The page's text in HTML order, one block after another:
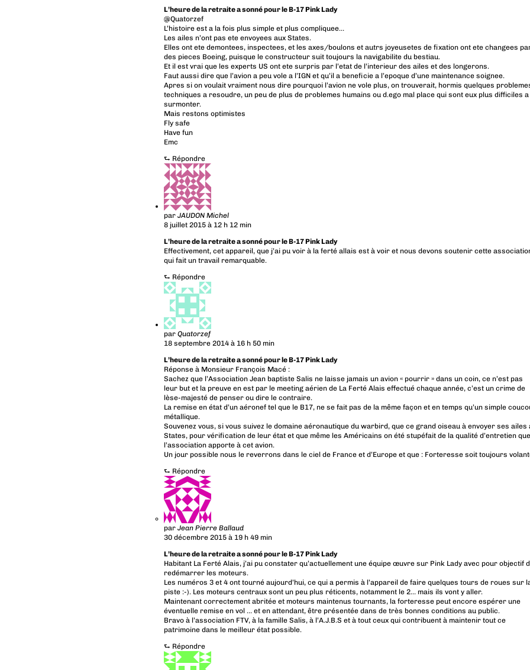
L’heure de la retraite a sonné pour le B-17 Pink Lady
@Quatorzef
L’histoire est a la fois plus simple et plus compliquee…
Les ailes n’ont pas ete envoyees aux States.
Elles ont ete demontees, inspectees, et les axes/boulons et autrs joyeusetes de fixation ont ete changees
des pieces Boeing, puisque le constructeur suit toujours la navigabilite du bestiau.
Et il est vrai que les experts US ont ete surpris par l’etat de l’interieur des ailes et des longerons.
Faut aussi dire que l’avion a peu vole a l’IGN et qu’il a beneficie a l’epoque d’une maintenance soignee.
Apres si on voulait vraiment nous dire pourquoi l’avion ne vole plus, on trouverait, hormis quelques
techniques a resoudre, un peu de plus de problemes humains ou d.ego mal place qui sont eux plus difficiles a
surmonter.
Mais restons optimistes
Fly safe
Have fun
Emc
⮑ Répondre
par JAUDON Michel
8 juillet 2015 à 12 h 12 min
L’heure de la retraite a sonné pour le B-17 Pink Lady
Effectivement, cet appareil, que j’ai pu voir à la ferté allais est à voir et nous devons soutenir cette
qui fait un travail remarquable.
⮑ Répondre
par Quatorzef
18 septembre 2014 à 16 h 50 min
L’heure de la retraite a sonné pour le B-17 Pink Lady
Réponse à Monsieur François Macé :
Sachez que l’Association Jean baptiste Salis ne laisse jamais un avion « pourrir » dans un coin, ce n’est pas
leur but et la preuve en est par le meeting aérien de La Ferté Alais effectué chaque année, c’est un crime de
lèse-majesté de penser ou dire le contraire.
La remise en état d’un aéronef tel que le B17, ne se fait pas de la même façon et en temps qu’un simple
métallique.
Souvenez vous, si vous suivez le domaine aéronautique du warbird, que ce grand oiseau à envoyer ses ailes
States, pour vérification de leur état et que même les Américains on été stupéfait de la qualité d’entretien que
l’association apporte à cet avion.
Un jour possible nous le reverrons dans le ciel de France et d’Europe et que : Forteresse soit toujours
⮑ Répondre
par Jean Pierre Ballaud
30 décembre 2015 à 19 h 49 min
L’heure de la retraite a sonné pour le B-17 Pink Lady
Habitant La Ferté Alais, j’ai pu constater qu’actuellement une équipe œuvre sur Pink Lady avec pour objectif
redémarrer les moteurs.
Les numéros 3 et 4 ont tourné aujourd’hui, ce qui a permis à l’appareil de faire quelques tours de roues sur
piste :-). Les moteurs centraux sont un peu plus réticents, notamment le 2… mais ils vont y aller.
Maintenant correctement abritée et moteurs maintenus tournants, la forteresse peut encore espérer une
éventuelle remise en vol … et en attendant, être présentée dans de très bonnes conditions au public.
Bravo à l’association FTV, à la famille Salis, à l’A.J.B.S et à tout ceux qui contribuent à maintenir tout ce
patrimoine dans le meilleur état possible.
⮑ Répondre